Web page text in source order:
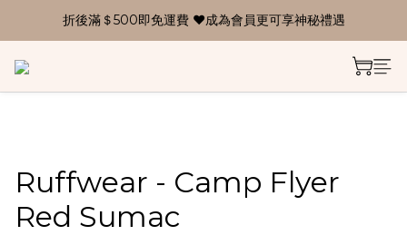
折後滿＄500即免運費 ❤成為會員更可享神秘禮遇
Ruffwear - Camp Flyer
Red Sumac